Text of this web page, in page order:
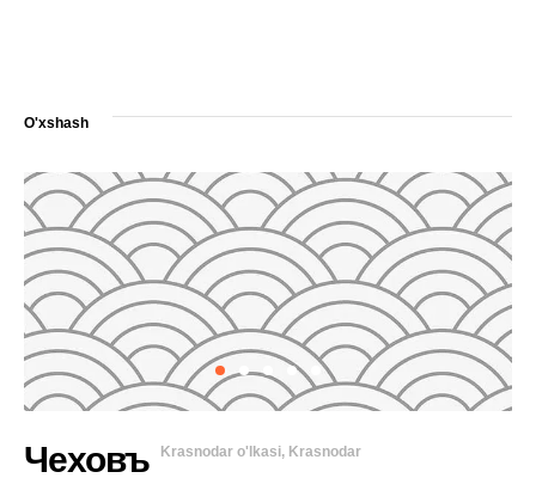
O'xshash
Чеховъ Krasnodar o'lkasi, Krasnodar